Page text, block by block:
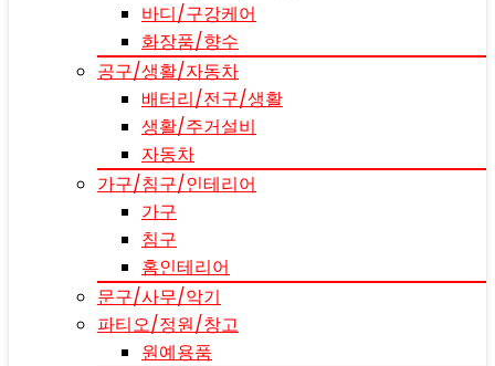
바디/구강케어
화장품/향수
공구/생활/자동차
배터리/전구/생활
생활/주거설비
자동차
가구/침구/인테리어
가구
침구
홈인테리어
문구/사무/악기
파티오/정원/창고
원예용품